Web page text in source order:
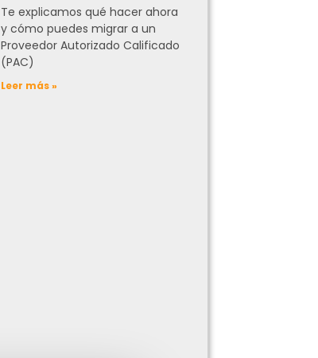
Te explicamos qué hacer ahora
y cómo puedes migrar a un
Proveedor Autorizado Calificado
(PAC)
Leer más »